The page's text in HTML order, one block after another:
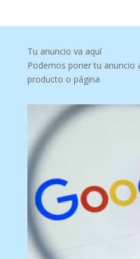
Tu anuncio va aquí
Podemos poner tu anuncio
producto o página